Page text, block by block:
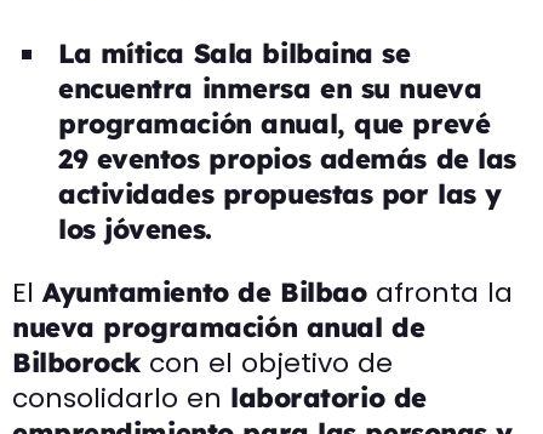
La mítica Sala bilbaina se
encuentra inmersa en su nueva
programación anual, que prevé
29 eventos propios además de las
actividades propuestas por las y
los jóvenes.
El Ayuntamiento de Bilbao afronta la
nueva programación anual de
Bilborockcon el objetivo de
consolidarlo en laboratorio de